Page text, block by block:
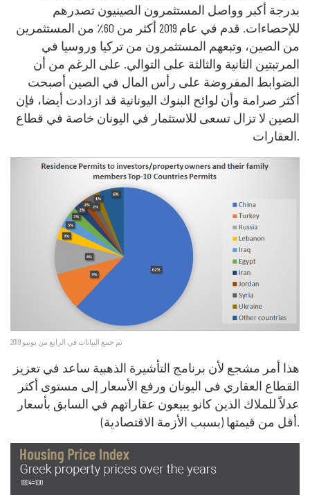
بدرجة أكبر وواصل المستثمرون الصينيون تصدرهم
للإحصاءات. قدم في عام 2019 أكثر من 60٪ من المستثمرين
من الصين، وتبعهم المستثمرون من تركيا وروسيا في
المرتبتين الثانية والثالثة على التوالي. على الرغم من أن
الضوابط المفروضة على رأس المال في الصين أصبحت
أكثر صرامة وأن لوائح البنوك اليونانية قد ازدادت أيضا، فإن
الصين لا تزال تسعى للاستثمار في اليونان خاصة في قطاع
العقارات.
تم جمع البيانات في الرابع من يونيو 2019
هذا أمر مشجع لأن برنامج التأشيرة الذهبية ساعد في تعزيز
القطاع العقاري فى اليونان ورفع الأسعار إلى مستوى أكثر
عدلاً للملاك الذين كانو يبيعون عقاراتهم في السابق بأسعار
أقل من قيمتها (بسبب الأزمة الاقتصادية).